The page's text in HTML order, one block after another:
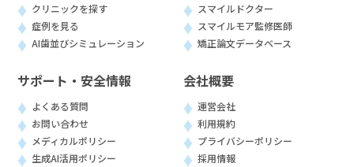
クリニックを探す
症例を見る
AI歯並びシミュレーション
スマイルドクター
スマイルモア監修医師
矯正論文データベース
サポート・安全情報
よくある質問
お問い合わせ
メディカルポリシー
生成AI活用ポリシー
会社概要
運営会社
利用規約
プライバシーポリシー
採用情報